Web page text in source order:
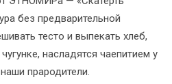
без предварительной
тесто и выпекать хлеб,
насладятся чаепитием у
прародители.